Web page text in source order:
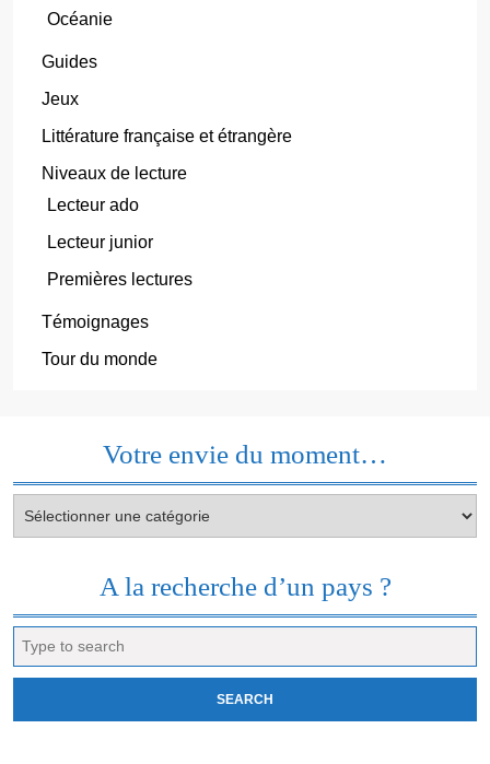
Océanie
Guides
Jeux
Littérature française et étrangère
Niveaux de lecture
Lecteur ado
Lecteur junior
Premières lectures
Témoignages
Tour du monde
Votre envie du moment…
envie
A la recherche d’un pays ?
for: